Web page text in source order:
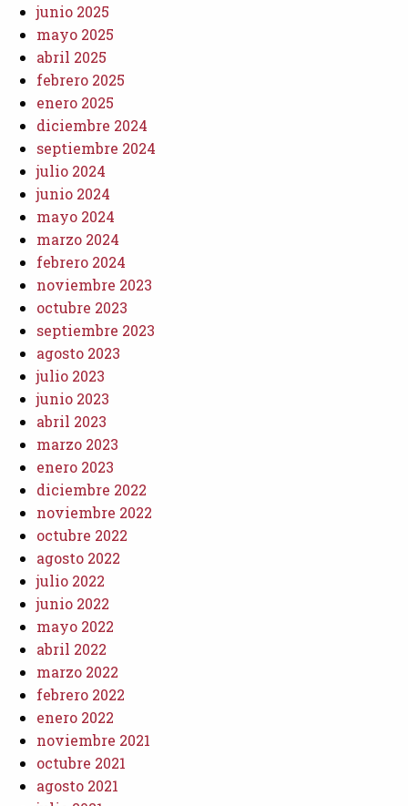
junio 2025
mayo 2025
abril 2025
febrero 2025
enero 2025
diciembre 2024
septiembre 2024
julio 2024
junio 2024
mayo 2024
marzo 2024
febrero 2024
noviembre 2023
octubre 2023
septiembre 2023
agosto 2023
julio 2023
junio 2023
abril 2023
marzo 2023
enero 2023
diciembre 2022
noviembre 2022
octubre 2022
agosto 2022
julio 2022
junio 2022
mayo 2022
abril 2022
marzo 2022
febrero 2022
enero 2022
noviembre 2021
octubre 2021
agosto 2021